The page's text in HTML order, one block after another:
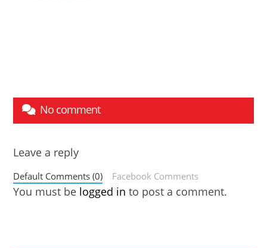
No comment
Leave a reply
Default Comments (0) Facebook Comments
You must be logged in to post a comment.